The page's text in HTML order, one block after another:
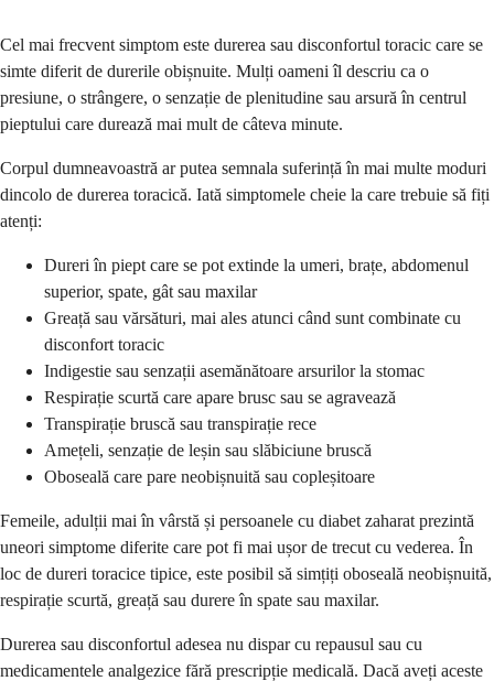
Cel mai frecvent simptom este durerea sau disconfortul toracic care se
simte diferit de durerile obișnuite. Mulți oameni îl descriu ca o
presiune, o strângere, o senzație de plenitudine sau arsură în centrul
pieptului care durează mai mult de câteva minute.
Corpul dumneavoastră ar putea semnala suferință în mai multe moduri
dincolo de durerea toracică. Iată simptomele cheie la care trebuie să fiți
atenți:
Dureri în piept care se pot extinde la umeri, brațe, abdomenul
superior, spate, gât sau maxilar
Greață sau vărsături, mai ales atunci când sunt combinate cu
disconfort toracic
Indigestie sau senzații asemănătoare arsurilor la stomac
Respirație scurtă care apare brusc sau se agravează
Transpirație bruscă sau transpirație rece
Amețeli, senzație de leșin sau slăbiciune bruscă
Oboseală care pare neobișnuită sau copleșitoare
Femeile, adulții mai în vârstă și persoanele cu diabet zaharat prezintă
uneori simptome diferite care pot fi mai ușor de trecut cu vederea. În
loc de dureri toracice tipice, este posibil să simțiți oboseală neobișnuită,
respirație scurtă, greață sau durere în spate sau maxilar.
Durerea sau disconfortul adesea nu dispar cu repausul sau cu
medicamentele analgezice fără prescripție medicală. Dacă aveți aceste